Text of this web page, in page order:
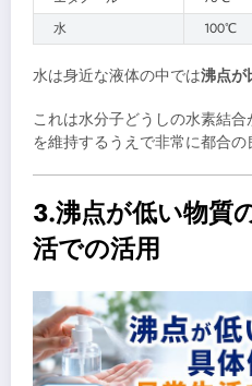
水
100℃
水は身近な液体の中では沸点が
これは水分子どうしの水素結
を維持するうえで非常に都合の
3.沸点が低い物質
活での活用